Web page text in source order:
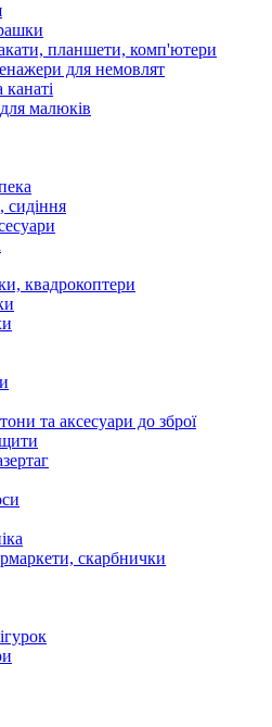
планшети, комп'ютери
для немовлят
малюків
квадрокоптери
та аксесуари до зброї
скарбнички